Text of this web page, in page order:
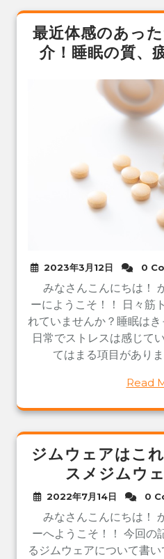
最近体感のあっ
介！睡眠の質、
2023年3月12日 0
みなさんこんにちは！
ーにようこそ！！ 日々筋
れていませんか？睡眠は
日常でストレスは感じて
てはまる項目があり
Read
ジムウェアはこ
スメジムウ
2022年7月14日 0
みなさんこんにちは！
ーへようこそ！！ 今回の
るジムウェアについて書い